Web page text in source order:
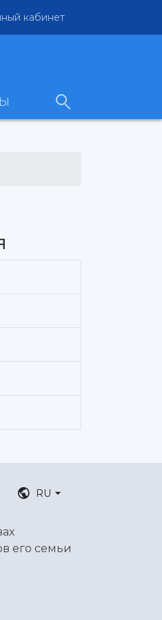
кабинет
RU
его семьи